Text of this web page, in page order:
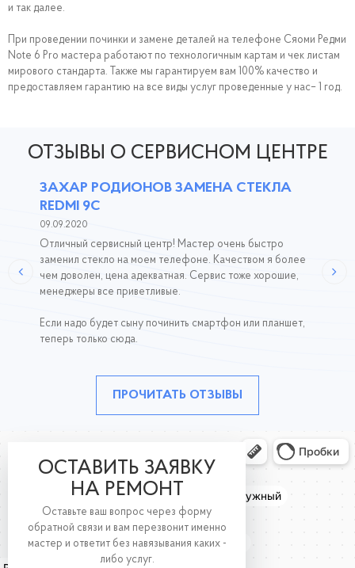
и так далее.
При проведении починки и замене деталей на телефоне Сяоми Редми
Note 6 Pro мастера работают по технологичным картам и чек листам
мирового стандарта. Также мы гарантируем вам 100% качество и
предоставляем гарантию на все виды услуг проведенные у нас– 1 год.
ОТЗЫВЫ О СЕРВИСНОМ ЦЕНТРЕ
ЗАХАР РОДИОНОВ ЗАМЕНА СТЕКЛА
REDMI 9C
09.09.2020
Отличный сервисный центр! Мастер очень быстро
заменил стекло на моем телефоне. Качеством я более
чем доволен, цена адекватная. Сервис тоже хорошие,
менеджеры все приветливые.
Если надо будет сыну починить смартфон или планшет,
теперь только сюда.
ПРОЧИТАТЬ ОТЗЫВЫ
ОСТАВИТЬ ЗАЯВКУ
НА РЕМОНТ
Оставьте ваш вопрос через форму
обратной связи и вам перезвонит именно
мастер и ответит без навязывания каких -
либо услуг.